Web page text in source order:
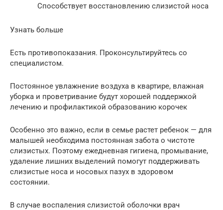
Способствует восстановлению слизистой носа
Узнать больше
Есть противопоказания. Проконсультируйтесь со
специалистом.
Постоянное увлажнение воздуха в квартире, влажная
уборка и проветривание будут хорошей поддержкой
лечению и профилактикой образованию корочек
Особенно это важно, если в семье растет ребенок — для
малышей необходима постоянная забота о чистоте
слизистых. Поэтому ежедневная гигиена, промывание,
удаление лишних выделений помогут поддерживать
слизистые носа и носовых пазух в здоровом
состоянии.
В случае воспаления слизистой оболочки врач